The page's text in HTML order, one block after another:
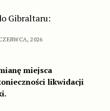
Gibraltaru:
2026
miejsca
likwidacji